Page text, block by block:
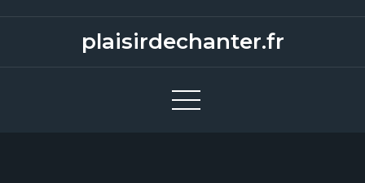
plaisirdechanter.fr